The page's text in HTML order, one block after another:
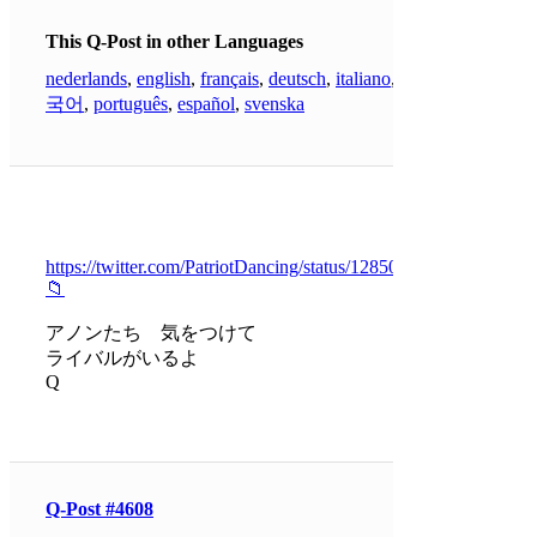
This Q-Post in other Languages
nederlands, english, français, deutsch, italiano,
국어 , português, español, svenska
https://twitter.com/PatriotDancing/status/1285054662375170049
📁
アノンたち 気をつけて
ライバルがいるよ
Q
Q-Post #4608